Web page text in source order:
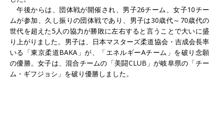
午後からは、団体戦が開催され、男子26チーム、女子10チー
ムが参加、久し振りの団体戦であり、男子は30歳代～70歳代の
世代を超えた5人の協力が勝敗に左右すると言うことで大いに盛
り上がりました。男子は、日本マスターズ柔道協会・吉成会長率
いる「東京柔道BAKA」が、「エネルギーAチーム」を破り念願
の優勝。女子は、混合チームの「美闘CLUB」が岐阜県の「チー
ム・ギフジョシ」を破り優勝しました。